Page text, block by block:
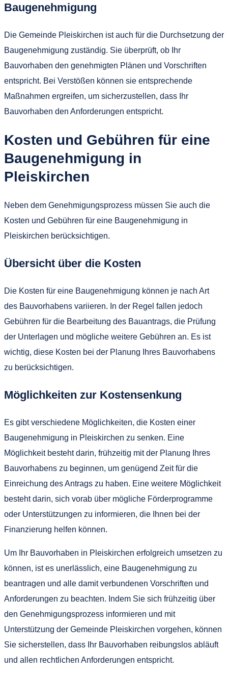
Baugenehmigung
Die Gemeinde Pleiskirchen ist auch für die Durchsetzung der
Baugenehmigung zuständig. Sie überprüft, ob Ihr
Bauvorhaben den genehmigten Plänen und Vorschriften
entspricht. Bei Verstößen können sie entsprechende
Maßnahmen ergreifen, um sicherzustellen, dass Ihr
Bauvorhaben den Anforderungen entspricht.
Kosten und Gebühren für eine
Baugenehmigung in
Pleiskirchen
Neben dem Genehmigungsprozess müssen Sie auch die
Kosten und Gebühren für eine Baugenehmigung in
Pleiskirchen berücksichtigen.
Übersicht über die Kosten
Die Kosten für eine Baugenehmigung können je nach Art
des Bauvorhabens variieren. In der Regel fallen jedoch
Gebühren für die Bearbeitung des Bauantrags, die Prüfung
der Unterlagen und mögliche weitere Gebühren an. Es ist
wichtig, diese Kosten bei der Planung Ihres Bauvorhabens
zu berücksichtigen.
Möglichkeiten zur Kostensenkung
Es gibt verschiedene Möglichkeiten, die Kosten einer
Baugenehmigung in Pleiskirchen zu senken. Eine
Möglichkeit besteht darin, frühzeitig mit der Planung Ihres
Bauvorhabens zu beginnen, um genügend Zeit für die
Einreichung des Antrags zu haben. Eine weitere Möglichkeit
besteht darin, sich vorab über mögliche Förderprogramme
oder Unterstützungen zu informieren, die Ihnen bei der
Finanzierung helfen können.
Um Ihr Bauvorhaben in Pleiskirchen erfolgreich umsetzen zu
können, ist es unerlässlich, eine Baugenehmigung zu
beantragen und alle damit verbundenen Vorschriften und
Anforderungen zu beachten. Indem Sie sich frühzeitig über
den Genehmigungsprozess informieren und mit
Unterstützung der Gemeinde Pleiskirchen vorgehen, können
Sie sicherstellen, dass Ihr Bauvorhaben reibungslos abläuft
und allen rechtlichen Anforderungen entspricht.